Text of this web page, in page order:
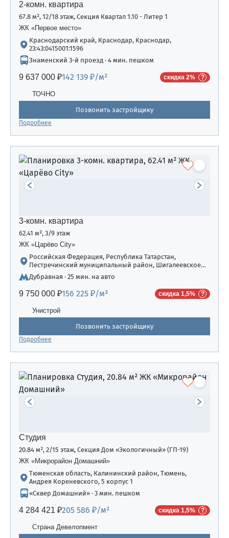
2-комн. квартира
67.8 м², 12/18 этаж, Секция Квартал 1.10 - Литер 1
ЖК «Первое место»
Краснодарский край, Краснодар, Краснодар,
23:43:0415001:1596
Знаменский 3-й проезд · 4 мин. пешком
9 637 000 ₽142 139 ₽/м² скидка 2%
ТОЧНО
Позвонить застройщику
Подробнее
3-комн. квартира
62.41 м², 3/9 этаж
ЖК «Царёво City»
Российская Федерация, Республика Татарстан,
Пестречинский муниципальный район, Шигалеевское
сельское поселение, жилой комплекс «Усадьба
Царево-2», дом 3
Дубравная · 25 мин. на авто
9 750 000 ₽156 225 ₽/м² скидка 1,5%
Унистрой
Позвонить застройщику
Подробнее
Студия
20.84 м², 2/15 этаж, Секция Дом «Экологичный» (ГП-19)
ЖК «Микрорайон Домашний»
Тюменская область, Калининский район, Тюмень,
Андрея Кореневского, 5 корпус 1
«Сквер Домашний» · 3 мин. пешком
4 284 421 ₽205 586 ₽/м² скидка 1,5%
Страна Девелопмент